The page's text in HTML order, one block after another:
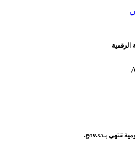
تنتهي بـgov.sa.